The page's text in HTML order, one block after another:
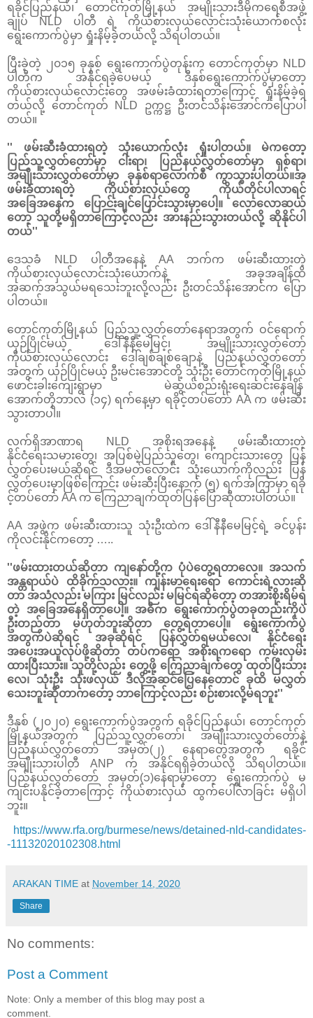
ရခိုင်ပြည်နယ်၊ တောင်ကုတ်မြို့နယ် အမျိုးသားဒီမိုကရေစီအဖွဲ့
ချုပ် NLD ပါတီ ရဲ့ ကိုယ်စားလှယ်လောင်းသုံးယောက်စလုံး
ရွေးကောက်ပွဲမှာ ရှုံးနိမ့်ခဲ့တယ်လို့ သိရပါတယ်။
ပြီးခဲ့တဲ့ ၂၀၁၅ ခုနှစ် ရွေးကောက်ပွဲတုန်းက တောင်ကုတ်မှာ NLD
ပါတီက အနိုင်ရခဲ့ပေမယ့် ဒီနှစ်ရွေးကောက်ပွဲမှာတော့
ကိုယ်စားလှယ်လောင်းတွေ အဖမ်းခံထားရတာကြောင့် ရှုံးနိမ့်ခဲ့ရ
တယ်လို့ တောင်ကုတ် NLD ဥက္ကဋ္ဌ ဦးတင်သိန်းအောင်ကပြောပါ
တယ်။
'' ဖမ်းဆီးခံထားရတဲ့ သုံးယောက်လုံး ရှုံးပါတယ်။ မဲကတော့
ပြည်သူ့လွှတ်တော်မှာ ငါးရာ၊ ပြည်နယ်လွှတ်တော်မှာ ရှစ်ရာ၊
အမျိုးသားလွှတ်တော်မှာ ခုနှစ်ရာလောက်စီ ကွာသွားပါတယ်။အ
ဖမ်းခံထားရတဲ့ ကိုယ်စားလှယ်တွေ ကိုယ်တိုင်ပါလာရင်
အခြေအနေက ပြောင်းချင်ပြောင်းသွားမှာပေါ့။ လောလောဆယ်
တော့ သူတို့မရှိတာကြောင့်လည်း အားနည်းသွားတယ်လို့ ဆိုနိုင်ပါ
တယ်''
ဒေသခံ NLD ပါတီအနေနဲ့ AA ဘက်က ဖမ်းဆီးထားတဲ့
ကိုယ်စားလှယ်လောင်းသုံးယောက်နဲ့ အခုအချိန်ထိ
အဆက်အသွယ်မရသေးဘူးလို့လည်း ဦးတင်သိန်းအောင်က ပြော
ပါတယ်။
တောင်ကုတ်မြို့နယ် ပြည်သူ့လွှတ်တော်နေရာအတွက် ဝင်ရောက်
ယှဉ်ပြိုင်မယ့် ဒေါ်နီနီမေမြင့်၊ အမျိုးသားလွှတ်တော်
ကိုယ်စားလှယ်လောင်း ဒေါ်ချစ်ချစ်ချောနဲ့ ပြည်နယ်လွှတ်တော်
အတွက် ယှဉ်ပြိုင်မယ့် ဦးမင်းအောင်တို့ သုံးဦး တောင်ကုတ်မြို့နယ်
ဖောင်းခါးကျေးရွာမှာ မဲဆွယ်စည်းရုံးရေးဆင်းနေချိန်
အောက်တိုဘာလ (၁၄) ရက်နေ့မှာ ရခိုင့်တပ်တော် AA က ဖမ်းဆီး
သွားတာပါ။
လက်ရှိအာဏာရ NLD အစိုးရအနေနဲ့ ဖမ်းဆီးထားတဲ့
နိုင်ငံရေးသမားတွေ၊ အပြစ်မဲ့ပြည်သူတွေ၊ ကျောင်းသားတွေ ပြန်
လွှတ်ပေးမယ်ဆိုရင် ဒီအမတ်လောင်း သုံးယောက်ကိုလည်း ပြန်
လွှတ်ပေးမှာဖြစ်ကြောင်း ဖမ်းဆီးပြီးနောက် (၅) ရက်အကြာမှာ ရခို
င့်တပ်တော် AA က ကြေညာချက်ထုတ်ပြန်ပြောဆိုထားပါတယ်။
AA အဖွဲ့က ဖမ်းဆီးထားသူ သုံးဦးထဲက ဒေါ်နီနီမေမြင့်ရဲ့ ခင်ပွန်း
ကိုလင်းနိုင်ကတော့ …..
''ဖမ်းထားတယ်ဆိုတာ ကျနော်တို့က ပုံပဲတွေ့ရတာလေ။ အသက်
အန္တရာယ်ပဲ ထိခိုက်သလား။ ကျန်းမာရေးရော ကောင်းရဲ့လားဆို
တာ အသံလည်း မကြား မြင်လည်း မမြင်ရဆိုတော့ တအားစိုးရိမ်ရ
တဲ့ အခြေအနေရှိတာပေါ့။ အဓိက ရွေးကောက်ပွဲတခုတည်းကိုပဲ
ဦးတည်တာ မဟုတ်ဘူးဆိုတာ တွေ့ရတာပေါ့။ ရွေးကောက်ပွဲ
အတွက်ပဲဆိုရင် အခုဆိုရင် ပြန်လွှတ်ရမယ်လေ၊ နိုင်ငံရေး
အပေးအယူလုပ်ဖို့ဆိုတာ တပ်ကရော အစိုးရကရော ကမ်းလှမ်း
ထားပြီးသား။ သူတို့လည်း တွေ့ဖို့ ကြေညာချက်တွေ ထုတ်ပြီးသား
လေ၊ သုံးဦး သုံးဖလှယ် ဒီလိုအဆင်ပြေနေတောင် ခုထိ မလွှတ်
သေးဘူးဆိုတာကတော့ ဘာကြောင့်လည်း စဉ်းစားလို့မရဘူး''
ဒီနှစ် (၂၀၂၀) ရွေးကောက်ပွဲအတွက် ရခိုင်ပြည်နယ်၊ တောင်ကုတ်
မြို့နယ်အတွက် ပြည်သူ့လွှတ်တော်၊ အမျိုးသားလွှတ်တော်နဲ့
ပြည်နယ်လွှတ်တော် အမှတ်(၂) နေရာတွေအတွက် ရခိုင်
အမျိုးသားပါတီ ANP က အနိုင်ရရှိခဲ့တယ်လို့ သိရပါတယ်။
ပြည်နယ်လွှတ်တော် အမှတ်(၁)နေရာမှာတော့ ရွေးကောက်ပွဲ မ
ကျင်းပနိုင်ခဲ့တာကြောင့် ကိုယ်စားလှယ် ထွက်ပေါ်လာခြင်း မရှိပါ
ဘူး။
https://www.rfa.org/burmese/news/detained-nld-candidates-
-11132020102308.html
ARAKAN TIME at November 14, 2020
Share
No comments:
Post a Comment
Note: Only a member of this blog may post a
comment.